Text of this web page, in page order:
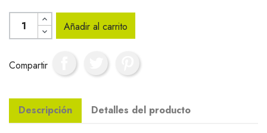
Añadir al carrito
Compartir
Descripción Detalles del producto